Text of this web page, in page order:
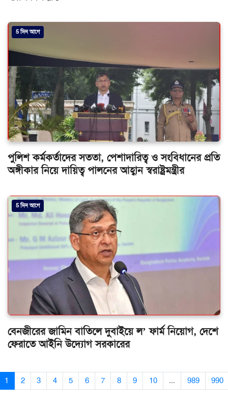
5 দিন আগে
পুলিশ কর্মকর্তাদের সততা, পেশাদারিত্ব ও সংবিধানের প্রতি
অঙ্গীকার নিয়ে দায়িত্ব পালনের আহ্বান স্বরাষ্ট্রমন্ত্রীর
5 দিন আগে
বেনজীরের জামিন বাতিলে দুবাইয়ে ল’ ফার্ম নিয়োগ, দেশে
ফেরাতে আইনি উদ্যোগ সরকারের
1 2 3 4 5 6 7 8 9 10 ... 989 990